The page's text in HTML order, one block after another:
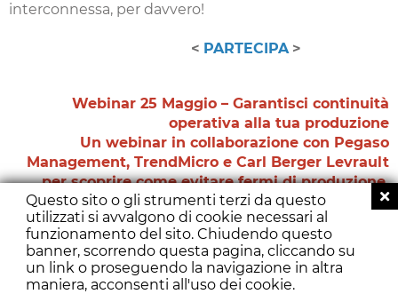
Questo sito o gli strumenti terzi da questo
utilizzati si avvalgono di cookie necessari al
funzionamento del sito. Chiudendo questo
banner, scorrendo questa pagina, cliccando su
un link o proseguendo la navigazione in altra
maniera, acconsenti all'uso dei cookie.
interconnessa, per davvero!
< PARTECIPA >
Webinar 25 Maggio – Garantisci continuità
operativa alla tua produzione
Un webinar in collaborazione con Pegaso
Management, TrendMicro e Carl Berger Levrault
per scoprire come evitare fermi di produzione.
Vuoi evitare che la tua produzione si blocchi,
portando a danni gravissimi per il tuo business?
Partecipa al nostro webinar! In quest’occasione ti
aiuteremo a scoprire quanto sia importante
proteggere le macchine industriali dagli